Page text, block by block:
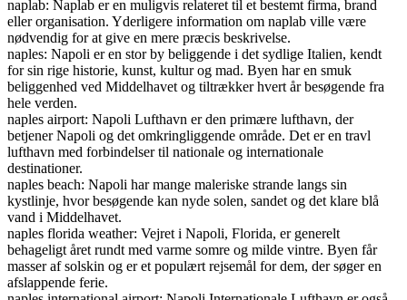
naplab: Naplab er en muligvis relateret til et bestemt firma, brand
eller organisation. Yderligere information om naplab ville være
nødvendig for at give en mere præcis beskrivelse.
naples: Napoli er en stor by beliggende i det sydlige Italien, kendt
for sin rige historie, kunst, kultur og mad. Byen har en smuk
beliggenhed ved Middelhavet og tiltrækker hvert år besøgende fra
hele verden.
naples airport: Napoli Lufthavn er den primære lufthavn, der
betjener Napoli og det omkringliggende område. Det er en travl
lufthavn med forbindelser til nationale og internationale
destinationer.
naples beach: Napoli har mange maleriske strande langs sin
kystlinje, hvor besøgende kan nyde solen, sandet og det klare blå
vand i Middelhavet.
naples florida weather: Vejret i Napoli, Florida, er generelt
behageligt året rundt med varme somre og milde vintre. Byen får
masser af solskin og er et populært rejsemål for dem, der søger en
afslappende ferie.